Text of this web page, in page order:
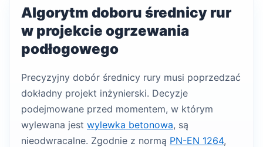
Algorytm doboru średnicy rur
w projekcie ogrzewania
podłogowego
Precyzyjny dobór średnicy rury musi poprzedzać
dokładny projekt inżynierski. Decyzje
podejmowane przed momentem, w którym
wylewana jest wylewka betonowa, są
nieodwracalne. Zgodnie z normą PN-EN 1264,